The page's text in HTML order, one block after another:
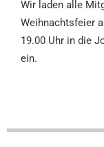
Wir laden alle
Weihnachtsfeier
19.00 Uhr in die
ein.